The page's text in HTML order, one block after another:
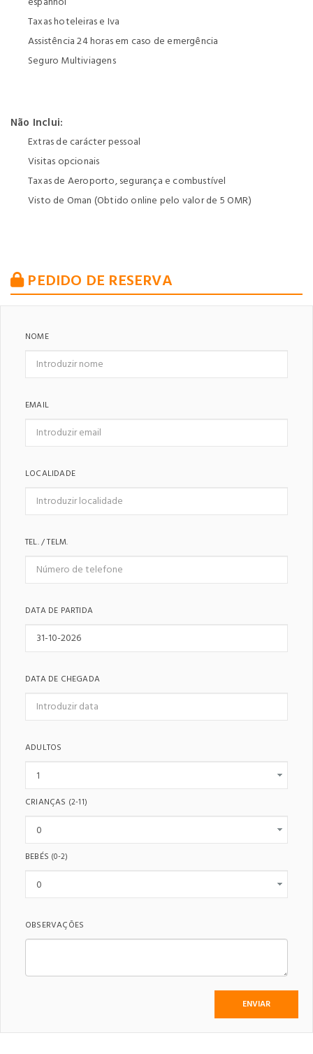
Taxas hoteleiras e Iva
Assistência 24 horas em caso de emergência
Seguro Multiviagens
Não Inclui:
Extras de carácter pessoal
Visitas opcionais
Taxas de Aeroporto, segurança e combustível
Visto de Oman (Obtido online pelo valor de 5 OMR)
PEDIDO DE RESERVA
NOME
EMAIL
LOCALIDADE
TEL. / TELM.
DATA DE PARTIDA
DATA DE CHEGADA
ADULTOS
CRIANÇAS (2-11)
BEBÉS (0-2)
OBSERVAÇÕES